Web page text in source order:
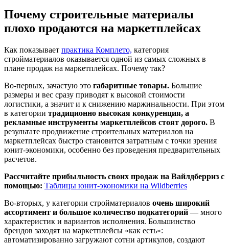
Почему строительные материалы
плохо продаются на маркетплейсах
Как показывает практика Комплето, категория
стройматериалов оказывается одной из самых сложных в
плане продаж на маркетплейсах. Почему так?
Во-первых, зачастую это габаритные товары. Большие
размеры и вес сразу приводят к высокой стоимости
логистики, а значит и к снижению маржинальности. При этом
в категории традиционно высокая конкуренция, а
рекламные инструменты маркетплейсов стоят дорого. В
результате продвижение строительных материалов на
маркетплейсах быстро становится затратным с точки зрения
юнит-экономики, особенно без проведения предварительных
расчетов.
Рассчитайте прибыльность своих продаж на Вайлдберриз с
помощью: Таблицы юнит-экономики на Wildberries
Во-вторых, у категории стройматериалов очень широкий
ассортимент и большое количество подкатегорий — много
характеристик и вариантов исполнения. Большинство
брендов заходят на маркетплейсы «как есть»:
автоматизированно загружают сотни артикулов, создают